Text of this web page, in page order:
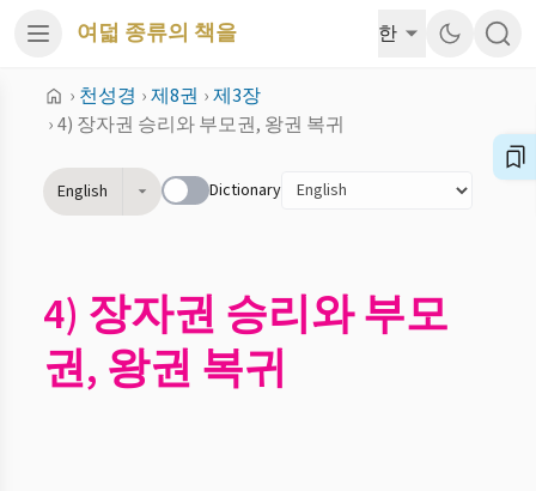
여덟 종류의 책을 한
› 천성경 ›제8권 ›제3장
›4) 장자권 승리와 부모권, 왕권 복귀
English Dictionary
4) 장자권 승리와 부모
권, 왕권 복귀